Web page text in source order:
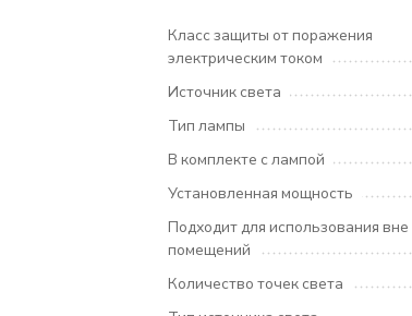
Класс защиты от поражения
электрическим током
Источник света
Тип лампы
В комплекте с лампой
Установленная мощность
Подходит для использования вне
помещений
Количество точек света